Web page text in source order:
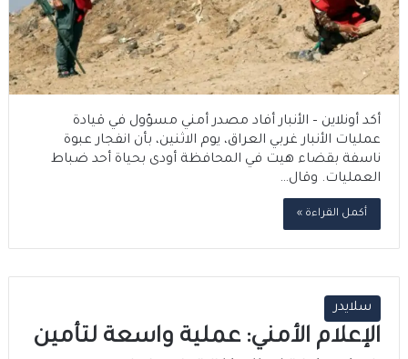
أكد أونلاين – الأنبار أفاد مصدر أمني مسؤول في قيادة
عمليات الأنبار غربي العراق، يوم الاثنين، بأن انفجار عبوة
ناسفة بقضاء هيت في المحافظة أودى بحياة أحد ضباط
العمليات. وقال…
أكمل القراءة »
سلايدر
الإعلام الأمني: عملية واسعة لتأمين